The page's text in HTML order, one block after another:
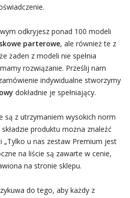
odkryjesz ponad 100 modeli
parterowe, ale również te z
żaden z modeli nie spełnia
rozwiązanie. Prześlij nam
indywidualne stworzymy
dokładnie je spełniający.
są z utrzymaniem wysokich norm
produktu można znaleźć
„Tylko u nas zestaw Premium jest
na liście są zawarte w cenie,
na stronie sklepu.
do tego, aby każdy z